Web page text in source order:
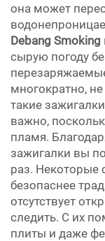
она может
Debang Smoking
сырую погоду
многократно,
такие
важно,
пламя.
зажигалки вы
раз. Некоторые
безопаснее
отсутствует
следить. С их
плиты и даже